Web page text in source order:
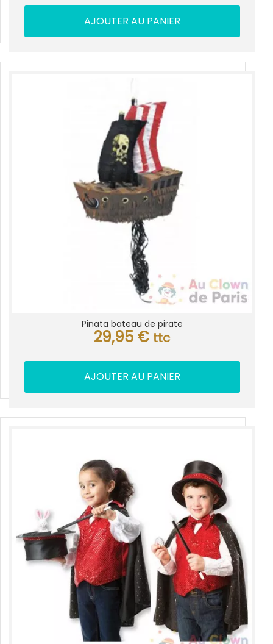
AJOUTER AU PANIER
Pinata bateau de pirate
29,95 € ttc
AJOUTER AU PANIER